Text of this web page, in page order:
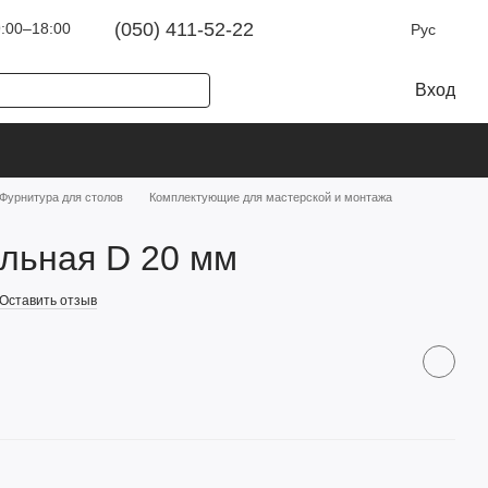
(050) 411-52-22 Рус
Вход
Фурнитура для столов
Комплектующие для мастерской и монтажа
D 20 мм
Оставить отзыв